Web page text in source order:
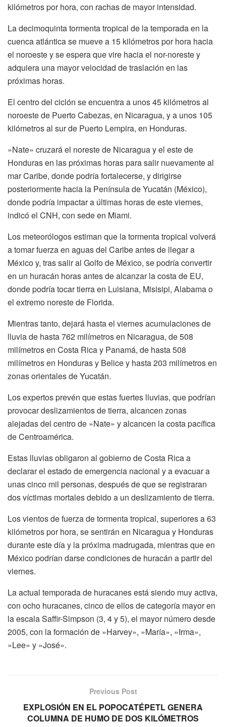
kilómetros por hora, con rachas de mayor intensidad.
La decimoquinta tormenta tropical de la temporada en la
cuenca atlántica se mueve a 15 kilómetros por hora hacia
el noroeste y se espera que vire hacia el nor-noreste y
adquiera una mayor velocidad de traslación en las
próximas horas.
El centro del ciclón se encuentra a unos 45 kilómetros al
noroeste de Puerto Cabezas, en Nicaragua, y a unos 105
kilómetros al sur de Puerto Lempira, en Honduras.
»Nate» cruzará el noreste de Nicaragua y el este de
Honduras en las próximas horas para salir nuevamente al
mar Caribe, donde podría fortalecerse, y dirigirse
posteriormente hacia la Península de Yucatán (México),
donde podría impactar a últimas horas de este viernes,
indicó el CNH, con sede en Miami.
Los meteorólogos estiman que la tormenta tropical volverá
a tomar fuerza en aguas del Caribe antes de llegar a
México y, tras salir al Golfo de México, se podría convertir
en un huracán horas antes de alcanzar la costa de EU,
donde podría tocar tierra en Luisiana, Misisipi, Alabama o
el extremo noreste de Florida.
Mientras tanto, dejará hasta el viernes acumulaciones de
lluvia de hasta 762 milímetros en Nicaragua, de 508
milímetros en Costa Rica y Panamá, de hasta 508
milímetros en Honduras y Belice y hasta 203 milímetros en
zonas orientales de Yucatán.
Los expertos prevén que estas fuertes lluvias, que podrían
provocar deslizamientos de tierra, alcancen zonas
alejadas del centro de »Nate» y alcancen la costa pacífica
de Centroamérica.
Estas lluvias obligaron al gobierno de Costa Rica a
declarar el estado de emergencia nacional y a evacuar a
unas cinco mil personas, después de que se registraran
dos víctimas mortales debido a un deslizamiento de tierra.
Los vientos de fuerza de tormenta tropical, superiores a 63
kilómetros por hora, se sentirán en Nicaragua y Honduras
durante este día y la próxima madrugada, mientras que en
México podrían darse condiciones de huracán a partir del
viernes.
La actual temporada de huracanes está siendo muy activa,
con ocho huracanes, cinco de ellos de categoría mayor en
la escala Saffir-Simpson (3, 4 y 5), el mayor número desde
2005, con la formación de »Harvey», »María», »Irma»,
»Lee» y »José».
Previous Post
EXPLOSIÓN EN EL POPOCATÉPETL GENERA
COLUMNA DE HUMO DE DOS KILÓMETROS